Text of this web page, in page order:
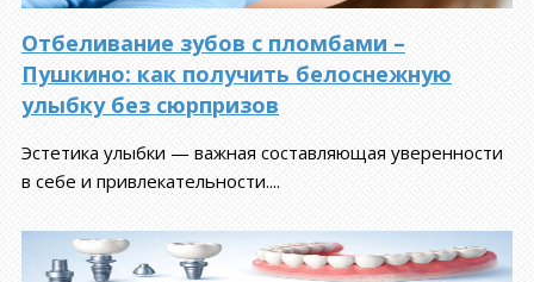
Отбеливание зубов с пломбами –
Пушкино: как получить белоснежную
улыбку без сюрпризов
Эстетика улыбки — важная составляющая уверенности
в себе и привлекательности....